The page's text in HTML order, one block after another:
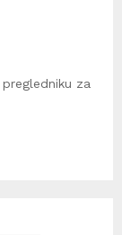
za